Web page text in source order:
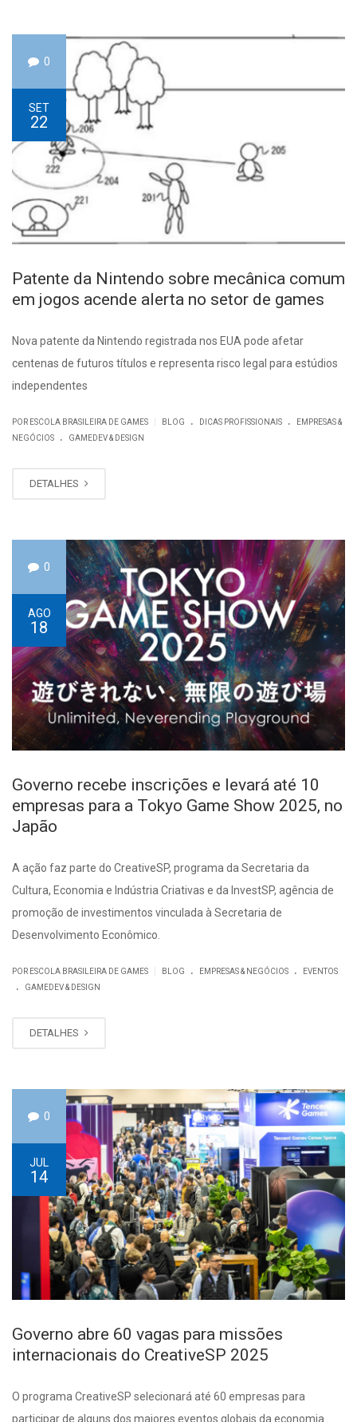
0
SET
22
Patente da Nintendo sobre mecânica comum
em jogos acende alerta no setor de games
Nova patente da Nintendo registrada nos EUA pode afetar
centenas de futuros títulos e representa risco legal para estúdios
independentes
POR ESCOLA BRASILEIRA DE GAMES BLOG . DICAS PROFISSIONAIS .
EMPRESAS &
NEGÓCIOS
. GAMEDEV & DESIGN
DETALHES
0
AGO
18
Governo recebe inscrições e levará até 10
empresas para a Tokyo Game Show 2025, no
Japão
A ação faz parte do CreativeSP, programa da Secretaria da
Cultura, Economia e Indústria Criativas e da InvestSP, agência de
promoção de investimentos vinculada à Secretaria de
Desenvolvimento Econômico.
POR ESCOLA BRASILEIRA DE GAMES BLOG . EMPRESAS & NEGÓCIOS . EVENTOS
. GAMEDEV & DESIGN
DETALHES
0
JUL
14
Governo abre 60 vagas para missões
internacionais do CreativeSP 2025
O programa CreativeSP selecionará até 60 empresas para
participar de alguns dos maiores eventos globais da economia